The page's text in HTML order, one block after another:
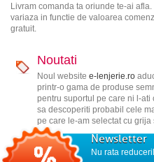
Livram comanda ta oriunde te-ai
variaza in functie de valoarea
gratuit.
Noutati
Noul website e-lenjerie.ro
printr-o gama de produse
pentru suportul pe care ni l-ati
sa descoperiti probabil cele
pe care le-am selectat cu
Newsletter
Nu rata